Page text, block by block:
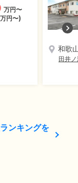
万円〜
万円〜)
和歌
田井
ンキングを